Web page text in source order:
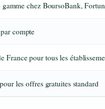
gamme chez BoursoBank,
compte
France pour tous les
les offres gratuites standard